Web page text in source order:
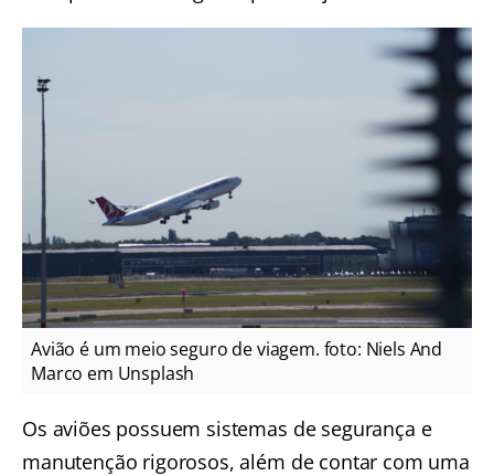
Avião é um meio seguro de viagem. foto: Niels And
Marco em Unsplash
Os aviões possuem sistemas de segurança e
manutenção rigorosos, além de contar com uma